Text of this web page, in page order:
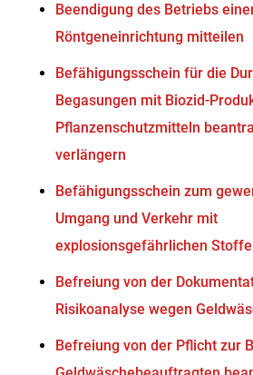
Beendigung des Betriebs
Röntgeneinrichtung mitteilen
Befähigungsschein für die
Begasungen mit Biozid-
Pflanzenschutzmitteln
verlängern
Befähigungsschein zum
Umgang und Verkehr mit
explosionsgefährlichen
Befreiung von der
Risikoanalyse wegen
Befreiung von der Pflicht zur